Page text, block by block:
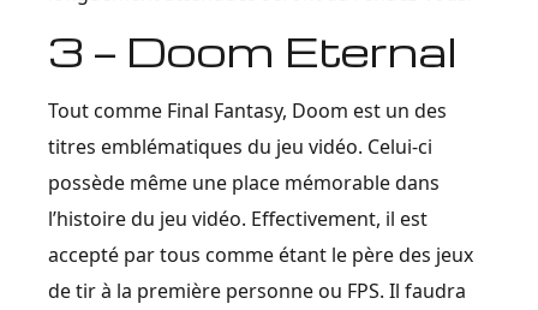
3 — Doom Eternal
Tout comme Final Fantasy, Doom est un des
titres emblématiques du jeu vidéo. Celui-ci
possède même une place mémorable dans
l’histoire du jeu vidéo. Effectivement, il est
accepté par tous comme étant le père des jeux
de tir à la première personne ou FPS. Il faudra